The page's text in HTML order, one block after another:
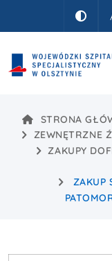
Kontrast
STRONA
ZEWNĘTRZNE
ZAKUPY
ZAKUP